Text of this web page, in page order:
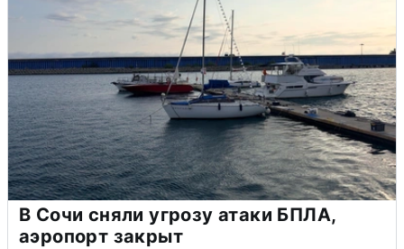
В Сочи сняли угрозу атаки БПЛА,
аэропорт закрыт